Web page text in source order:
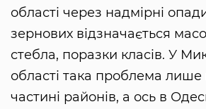
області через надмірні
зернових відзначається
стебла, поразки класів. У
області така проблема лише
частині районів, а ось в